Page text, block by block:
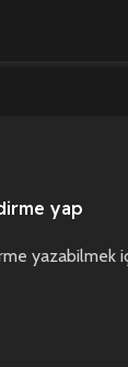
yap
yazabilmek